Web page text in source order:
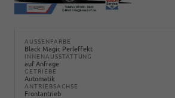
AUSSENFARBE
Black Magic Perleffekt
INNENAUSSTATTUNG
auf Anfrage
GETRIEBE
Automatik
ANTRIEBSACHSE
Frontantrieb